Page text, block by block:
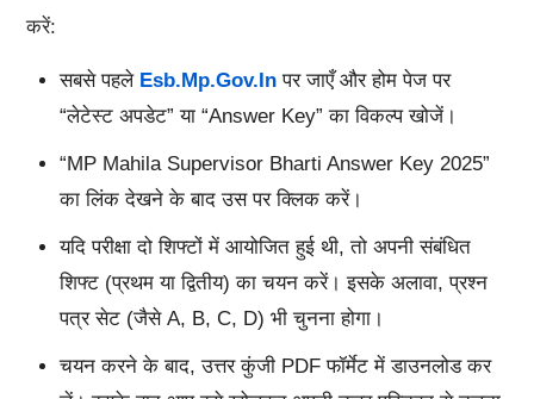
करें:
सबसे पहले Esb.mp.gov.inपर जाएँ और होम पेज पर
“लेटेस्ट अपडेट” या “Answer Key” का विकल्प खोजें।
“MP Mahila Supervisor Bharti Answer Key 2025”
का लिंक देखने के बाद उस पर क्लिक करें।
यदि परीक्षा दो शिफ्टों में आयोजित हुई थी, तो अपनी संबंधित
शिफ्ट (प्रथम या द्वितीय) का चयन करें। इसके अलावा, प्रश्न
पत्र सेट (जैसे A, B, C, D) भी चुनना होगा।
चयन करने के बाद, उत्तर कुंजी PDF फॉर्मेट में डाउनलोड कर